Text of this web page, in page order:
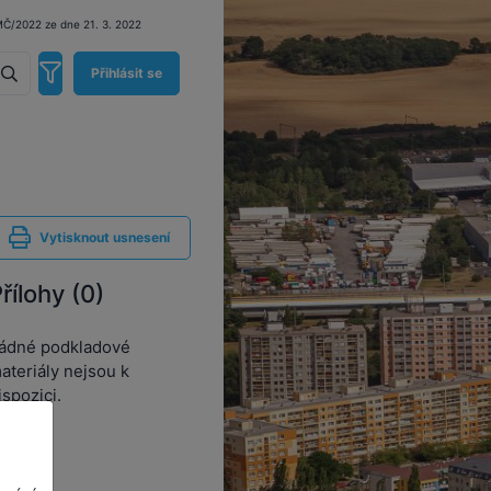
2022 ze dne 21. 3. 2022
Přihlásit se
Vytisknout usnesení
(0)
podkladové
nejsou k